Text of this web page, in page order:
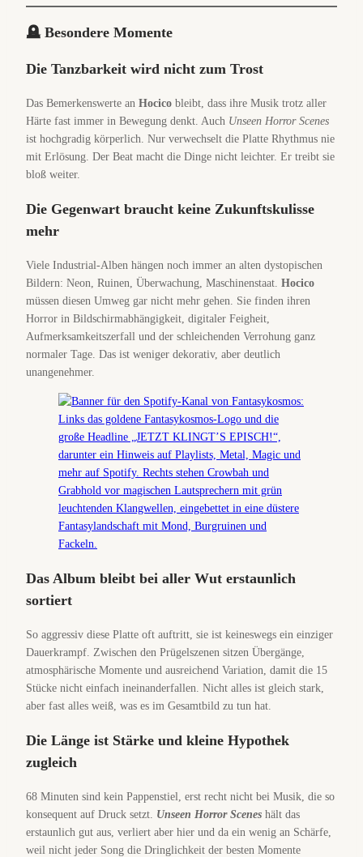
🪦 Besondere Momente
Die Tanzbarkeit wird nicht zum Trost
Das Bemerkenswerte an Hocico bleibt, dass ihre Musik trotz aller
Härte fast immer in Bewegung denkt. Auch Unseen Horror Scenes
ist hochgradig körperlich. Nur verwechselt die Platte Rhythmus nie
mit Erlösung. Der Beat macht die Dinge nicht leichter. Er treibt sie
bloß weiter.
Die Gegenwart braucht keine Zukunftskulisse
mehr
Viele Industrial-Alben hängen noch immer an alten dystopischen
Bildern: Neon, Ruinen, Überwachung, Maschinenstaat. Hocico
müssen diesen Umweg gar nicht mehr gehen. Sie finden ihren
Horror in Bildschirmabhängigkeit, digitaler Feigheit,
Aufmerksamkeitszerfall und der schleichenden Verrohung ganz
normaler Tage. Das ist weniger dekorativ, aber deutlich
unangenehmer.
Das Album bleibt bei aller Wut erstaunlich
sortiert
So aggressiv diese Platte oft auftritt, sie ist keineswegs ein einziger
Dauerkrampf. Zwischen den Prügelszenen sitzen Übergänge,
atmosphärische Momente und ausreichend Variation, damit die 15
Stücke nicht einfach ineinanderfallen. Nicht alles ist gleich stark,
aber fast alles weiß, was es im Gesamtbild zu tun hat.
Die Länge ist Stärke und kleine Hypothek
zugleich
68 Minuten sind kein Pappenstiel, erst recht nicht bei Musik, die so
konsequent auf Druck setzt. Unseen Horror Scenes hält das
erstaunlich gut aus, verliert aber hier und da ein wenig an Schärfe,
weil nicht jeder Song die Dringlichkeit der besten Momente